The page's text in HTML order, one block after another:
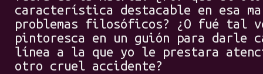
característica destacable en esa
problemas filosóficos? ¿O fué tal
pintoresca en un guión para darle
línea a la que yo le prestara
otro cruel accidente?